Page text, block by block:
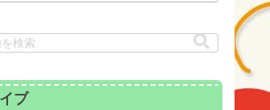
ブ